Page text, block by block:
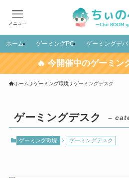
メニュー
ホーム ゲーミングPC ゲーミングデ
🔥 今開催中のゲーミン
ホーム ゲーミング環境 ゲーミングデスク
ゲーミングデスク –
ゲーミング環境 ゲーミングデスク